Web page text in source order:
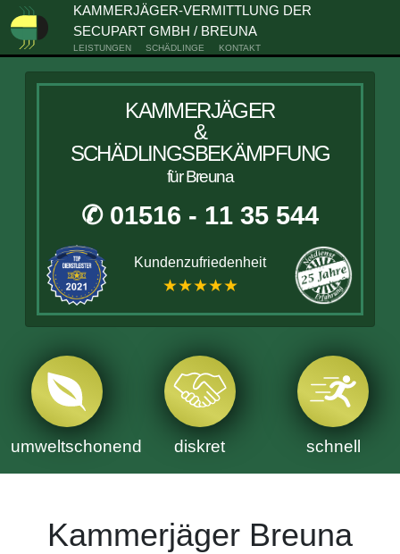
KAMMERJÄGER-VERMITTLUNG DER
SECUPART GMBH / BREUNA
LEISTUNGEN SCHÄDLINGE KONTAKT
KAMMERJÄGER
&
SCHÄDLINGSBEKÄMPFUNG
für Breuna
✆ 01516 - 11 35 544
Kundenzufriedenheit
★★★★★
umweltschonend diskret schnell
Kammerjäger Breuna